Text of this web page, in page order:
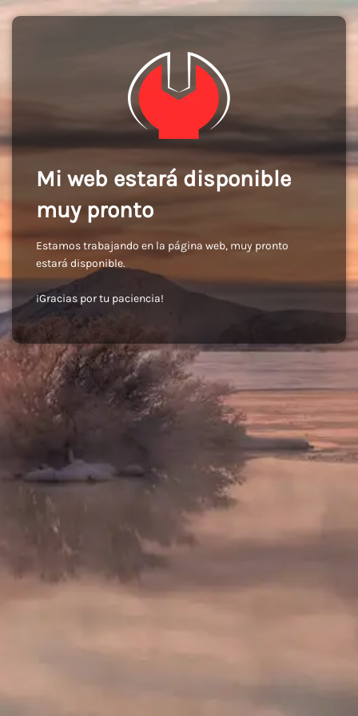
Mi web estará disponible
muy pronto
Estamos trabajando en la página web, muy pronto
estará disponible.
¡Gracias por tu paciencia!